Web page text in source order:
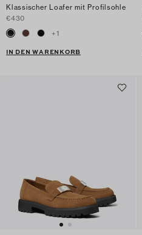
Klassischer Loafer mit Profilsohle
€430
+1
IN DEN WARENKORB